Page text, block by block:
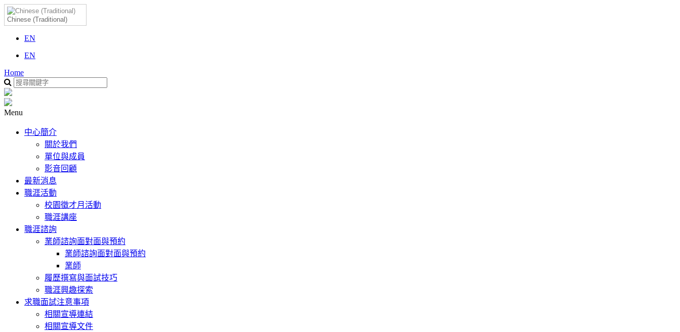
Chinese (Traditional)
EN
EN
Home
Menu
中心簡介
關於我們
單位與成員
影音回顧
最新消息
職涯活動
校園徵才月活動
職涯講座
職涯諮詢
業師諮詢面對面與預約
業師諮詢面對面與預約
業師
履歷撰寫與面試技巧
職涯興趣探索
求職面試注意事項
相關宣導連結
相關宣導文件